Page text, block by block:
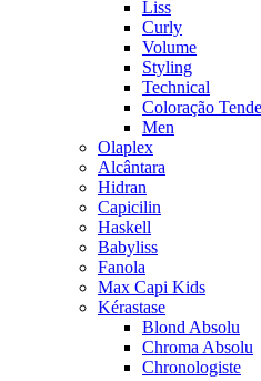
Liss
Curly
Volume
Styling
Technical
Coloração
Men
Olaplex
Alcântara
Hidran
Capicilin
Haskell
Babyliss
Fanola
Max Capi Kids
Kérastase
Blond Absolu
Chroma Absolu
Chronologiste